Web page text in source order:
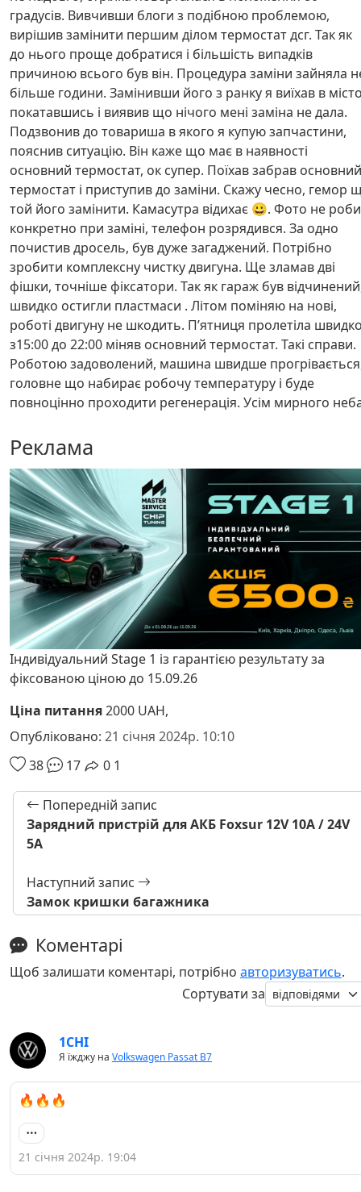
градусів. Вивчивши блоги з подібною проблемою,
вирішив замінити першим ділом термостат дсг. Так як
до нього проще добратися і більшість випадків
причиною всього був він. Процедура заміни зайняла
більше години. Замінивши його з ранку я виїхав в
покатавшись і виявив що нічого мені заміна не дала.
Подзвонив до товариша в якого я купую запчастини,
пояснив ситуацію. Він каже що має в наявності
основний термостат, ок супер. Поїхав забрав основний
термостат і приступив до заміни. Скажу чесно, гемор
той його замінити. Камасутра відихає 😀. Фото не
конкретно при заміні, телефон розрядився. За одно
почистив дросель, був дуже загаджений. Потрібно
зробити комплексну чистку двигуна. Ще зламав дві
фішки, точніше фіксатори. Так як гараж був
швидко остигли пластмаси . Літом поміняю на нові,
роботі двигуну не шкодить. П’ятниця пролетіла
з15:00 до 22:00 міняв основний термостат. Такі справи.
Роботою задоволений, машина швидше
головне що набирає робочу температуру і буде
повноцінно проходити регенерація. Усім мирного
Реклама
Індивідуальний Stage 1 із гарантією результату за
фіксованою ціною до 15.09.26
Ціна питання2000 UAH,
Опубліковано: 21 січня 2024р. 10:10
38
17 0 1
Попередній запис
Зарядний пристрій для АКБ Foxsur 12V 10A / 24V
5A
Наступний запис
Замок кришки багажника
Коментарі
Щоб залишати коментарі, потрібно авторизуватись.
Сортувати за
1CHI
Я їжджу на Volkswagen Passat B7
🔥🔥🔥
21 січня 2024р. 19:04